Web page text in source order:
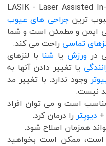
- (LASIK - Laser Assisted In-
جراحی های عیوب
ایمن و مطمئن است و شما
تماسی راحت می کند.
در ورزش یا شنا با لنزهای
یا تغییر دادن آنها به
وجود ندارد. با تغییر مد
نیست.
افراد 20 تا 65 سال مناسب است و می توان افراد
دیوپتر را درمان کرد.
همزمان اصلاح شود.